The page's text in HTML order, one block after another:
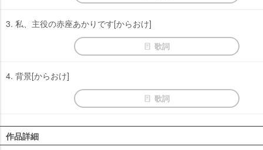
3. 私、主役の赤座あかりです[からおけ]
歌詞
4. 背景[からおけ]
歌詞
作品詳細